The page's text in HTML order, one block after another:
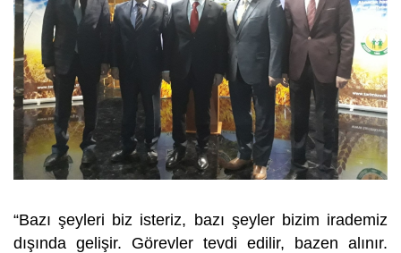
“Bazı şeyleri biz isteriz, bazı şeyler bizim irademiz
dışında gelişir. Görevler tevdi edilir, bazen alınır.